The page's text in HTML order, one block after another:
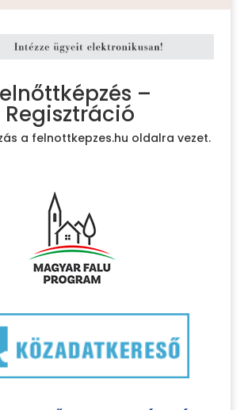
–
Regisztráció
a felnottkepzes.hu oldalra vezet.